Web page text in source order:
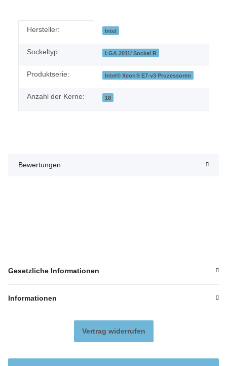
Produkteigenschaft
Wert
Hersteller: Intel
Sockeltyp: LGA 2011/ Sockel R
Produktserie: Intel® Xeon® E7-v3 Prozessoren
Anzahl der Kerne: 18
Bewertungen
Gesetzliche Informationen
Informationen
Vertrag widerrufen